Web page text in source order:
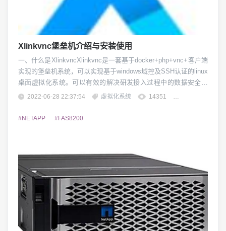
Xlinkvnc堡垒机介绍与安装使用
一、什么是XlinkvncXlinkvnc是一套基于docker+php+vnc+客户端
实现的堡垒机系统，可以实现基于windows域控及SSH认证的linux
桌面虚拟化系统。可以有效的解决研发接入过程中的数据安全管
控及统一认证管理。二、Xlinkvnc有哪些功能1、统一认证，支持
功能3、可针对企业研发实现接入管控及远...
2022-06-28 22:37:54 虚拟化系统 14351
#NETAPP #FAS8200